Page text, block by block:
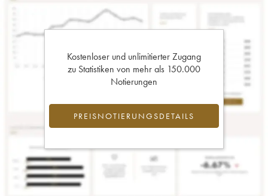
Kostenloser und unlimitierter Zugang
zu Statistiken von mehr als 150.000
Notierungen
PREISNOTIERUNGSDETAILS